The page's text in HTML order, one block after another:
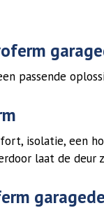
passende
isolatie, een
laat de